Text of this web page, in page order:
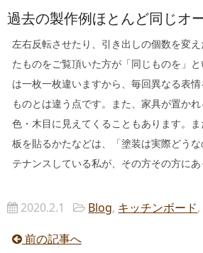
過去の製作例ほとんど同じオ
左右反転させたり、引き出しの個数を変
たものをご覧頂いた方が「同じものを」
は一枚一枚違いますから、毎回異なる表
ものとは違う点です。また、家具が置か
色・木目に見えてくることもあります。
板を貼るかたなどは、「塗装は実際どう
テナンスしている私が、その方その方に
2020.2.1 Blog, キッチンボード,
前の記事へ